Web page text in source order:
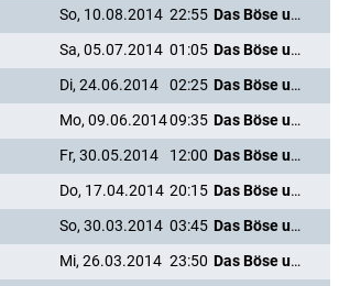
So, 10.08.2014 22:55
Das Böse unter der Sonne
Sa, 05.07.2014 01:05
Das Böse unter der Sonne
Di, 24.06.2014 02:25
Das Böse unter der Sonne
Mo, 09.06.201409:35
Das Böse unter der Sonne
Fr, 30.05.2014 12:00
Das Böse unter der Sonne
Do, 17.04.2014 20:15
Das Böse unter der Sonne
So, 30.03.2014 03:45
Das Böse unter der Sonne
Mi, 26.03.2014 23:50
Das Böse unter der Sonne